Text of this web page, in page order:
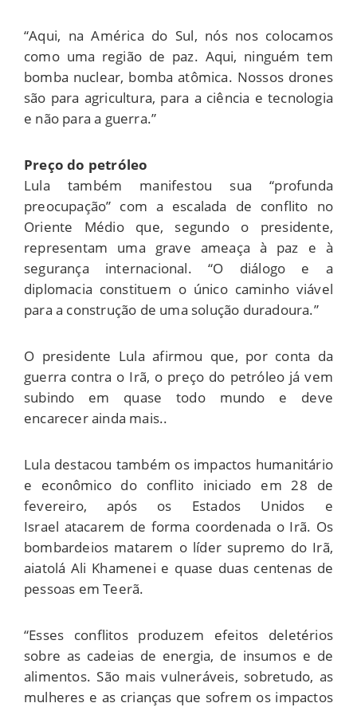
“Aqui, na América do Sul, nós nos colocamos
como uma região de paz. Aqui, ninguém tem
bomba nuclear, bomba atômica. Nossos drones
são para agricultura, para a ciência e tecnologia
e não para a guerra.”
Preço do petróleo
Lula também manifestou sua “profunda
preocupação” com a escalada de conflito no
Oriente Médio que, segundo o presidente,
representam uma grave ameaça à paz e à
segurança internacional. “O diálogo e a
diplomacia constituem o único caminho viável
para a construção de uma solução duradoura.”
O presidente Lula afirmou que, por conta da
guerra contra o Irã, o preço do petróleo já vem
subindo em quase todo mundo e deve
encarecer ainda mais..
Lula destacou também os impactos humanitário
e econômico do conflito iniciado em 28 de
fevereiro, após os Estados Unidos e
Israel atacarem de forma coordenada o Irã. Os
bombardeios matarem o líder supremo do Irã,
aiatolá Ali Khamenei e quase duas centenas de
pessoas em Teerã.
“Esses conflitos produzem efeitos deletérios
sobre as cadeias de energia, de insumos e de
alimentos. São mais vulneráveis, sobretudo, as
mulheres e as crianças que sofrem os impactos